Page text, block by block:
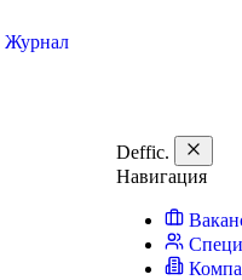
Журнал
Deffic.
Навигация